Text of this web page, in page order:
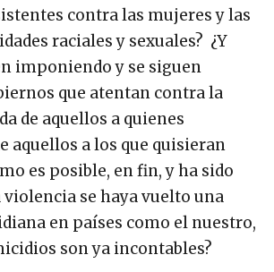
contra las mujeres y las
raciales y sexuales? ¿Y
imponiendo y se siguen
que atentan contra la
de aquellos a quienes
aquellos a los que quisieran
es posible, en fin, y ha sido
violencia se haya vuelto una
en países como el nuestro,
son ya incontables?